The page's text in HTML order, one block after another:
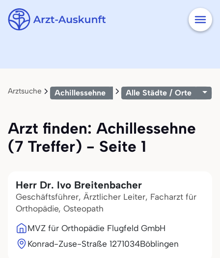
Arztsuche Achillessehne Alle Städte / Orte
Arzt finden: Achillessehne
(7 Treffer) - Seite 1
Herr Dr. Ivo Breitenbacher
Geschäftsführer, Ärztlicher Leiter, Facharzt für
Orthopädie, Osteopath
MVZ für Orthopädie Flugfeld GmbH
Konrad-Zuse-Straße 1271034Böblingen